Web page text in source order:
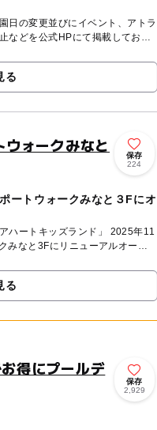
日の変更並びにイベント、アトラ
などを公式HPにて掲載しており
、ご理解の上、ご来園ください
る
ォークみなと
保存
224
ートウォークみなと３Fにオ
キッズランド」 2025年11
みなと3Fにリニューアルオープ
会員制の大型室内公園で...
る
得にプールデ
保存
2,929